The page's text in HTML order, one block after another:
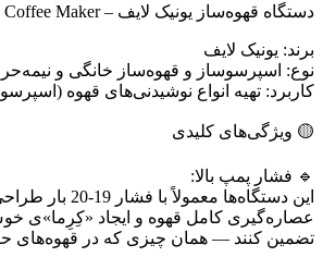
دستگاه قهوه‌ساز یونیک لایف – Unique Life Coffee Maker
برند: یونیک لایف
نوع: اسپرسو‌ساز و قهوه‌ساز خانگی و
کاربرد: تهیه انواع نوشیدنی‌های قهوه‌
🟡 ویژگی‌های کلیدی
🔹 فشار پمپ بالا:
این دستگاه‌ها معمولاً با
عصاره‌گیری کامل قهوه و ایجاد «کِرِما»ی
تضمین کنند — همان چیزی که در قهوه‌های